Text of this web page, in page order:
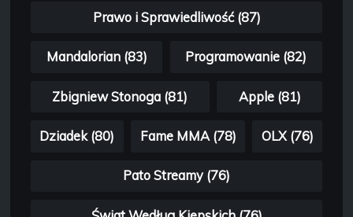
Prawo i Sprawiedliwość (87)
Mandalorian (83) Programowanie (82)
Zbigniew Stonoga (81) Apple (81)
Dziadek (80) Fame MMA (78) OLX (76)
Pato Streamy (76)